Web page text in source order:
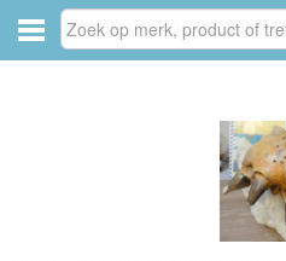
van fossielen en mineralen